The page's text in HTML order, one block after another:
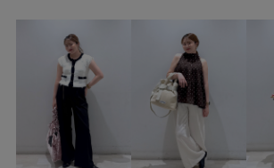
コラボアイテム ストレート
トップス シャツ/ブラウス キャミソ
デニムパンツ ショルダーバッグ
サンダル ファッション雑貨 ベルト